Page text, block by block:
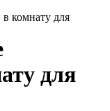
комнату для
для